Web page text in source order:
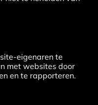
eigenaren te
met websites door
en te rapporteren.